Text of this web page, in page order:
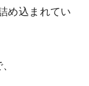
め込まれてい